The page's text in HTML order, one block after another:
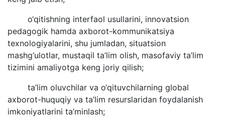
o‘qitishning interfaol usullarini, innovatsion
pedagogik hamda axborot-kommunikatsiya
texnologiyalarini, shu jumladan, situatsion
mashg‘ulotlar, mustaqil ta’lim olish, masofaviy ta’lim
tizimini amaliyotga keng joriy qilish;
ta’lim oluvchilar va o‘qituvchilarning global
axborot-huquqiy va ta’lim resurslaridan foydalanish
imkoniyatlarini ta’minlash;